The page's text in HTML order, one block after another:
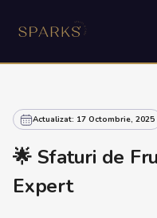
Actualizat: 17 Octombrie, 2025
🌟 Sfaturi de
Expert